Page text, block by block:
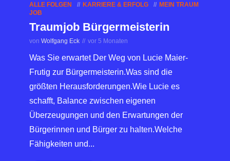
ALLE FOLGEN KARRIERE & ERFOLG
MEIN TRAUM
JOB
Traumjob Bürgermeisterin
von Wolfgang Eck vor 5 Monaten
Was Sie erwartet Der Weg von Lucie Maier-
Frutig zur Bürgermeisterin.Was sind die
größten Herausforderungen.Wie Lucie es
schafft, Balance zwischen eigenen
Überzeugungen und den Erwartungen der
Bürgerinnen und Bürger zu halten.Welche
Fähigkeiten und...